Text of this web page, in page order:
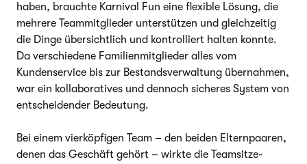
haben, brauchte Karnival Fun eine flexible Lösung, die
mehrere Teammitglieder unterstützen und gleichzeitig
die Dinge übersichtlich und kontrolliert halten konnte.
Da verschiedene Familienmitglieder alles vom
Kundenservice bis zur Bestandsverwaltung übernahmen,
war ein kollaboratives und dennoch sicheres System von
entscheidender Bedeutung.
Bei einem vierköpfigen Team – den beiden Elternpaaren,
denen das Geschäft gehört – wirkte die Teamsitze-